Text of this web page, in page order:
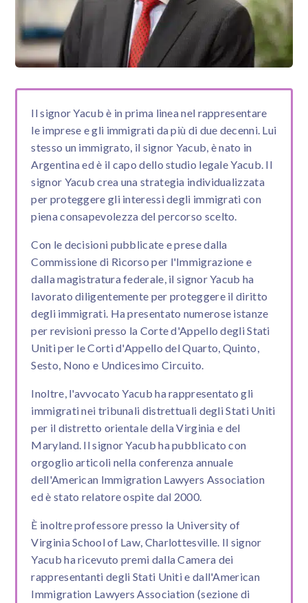
Il signor Yacub è in prima linea nel rappresentare
le imprese e gli immigrati da più di due decenni. Lui
stesso un immigrato, il signor Yacub, è nato in
Argentina ed è il capo dello studio legale Yacub. Il
signor Yacub crea una strategia individualizzata
per proteggere gli interessi degli immigrati con
piena consapevolezza del percorso scelto.
Con le decisioni pubblicate e prese dalla
Commissione di Ricorso per l'Immigrazione e
dalla magistratura federale, il signor Yacub ha
lavorato diligentemente per proteggere il diritto
degli immigrati. Ha presentato numerose istanze
per revisioni presso la Corte d'Appello degli Stati
Uniti per le Corti d'Appello del Quarto, Quinto,
Sesto, Nono e Undicesimo Circuito.
Inoltre, l'avvocato Yacub ha rappresentato gli
immigrati nei tribunali distrettuali degli Stati Uniti
per il distretto orientale della Virginia e del
Maryland. Il signor Yacub ha pubblicato con
orgoglio articoli nella conferenza annuale
dell'American Immigration Lawyers Association
ed è stato relatore ospite dal 2000.
È inoltre professore presso la University of
Virginia School of Law, Charlottesville. Il signor
Yacub ha ricevuto premi dalla Camera dei
rappresentanti degli Stati Uniti e dall'American
Immigration Lawyers Association (sezione di